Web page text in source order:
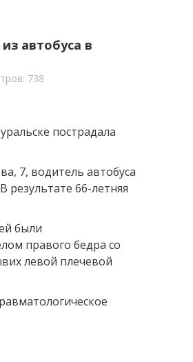
автобуса в
738
пострадала
7, водитель автобуса
результате 66-летняя
были
правого бедра со
левой плечевой